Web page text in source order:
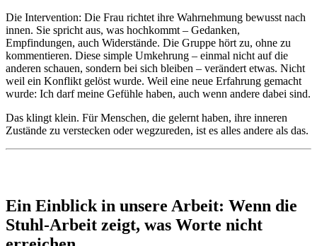
Die Intervention: Die Frau richtet ihre Wahrnehmung bewusst nach
innen. Sie spricht aus, was hochkommt – Gedanken,
Empfindungen, auch Widerstände. Die Gruppe hört zu, ohne zu
kommentieren. Diese simple Umkehrung – einmal nicht auf die
anderen schauen, sondern bei sich bleiben – verändert etwas. Nicht
weil ein Konflikt gelöst wurde. Weil eine neue Erfahrung gemacht
wurde: Ich darf meine Gefühle haben, auch wenn andere dabei sind.
Das klingt klein. Für Menschen, die gelernt haben, ihre inneren
Zustände zu verstecken oder wegzureden, ist es alles andere als das.
Ein Einblick in unsere Arbeit: Wenn die
Stuhl-Arbeit zeigt, was Worte nicht